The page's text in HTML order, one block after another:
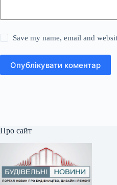
Save my name, email and
Опублікувати коментар
Про сайт